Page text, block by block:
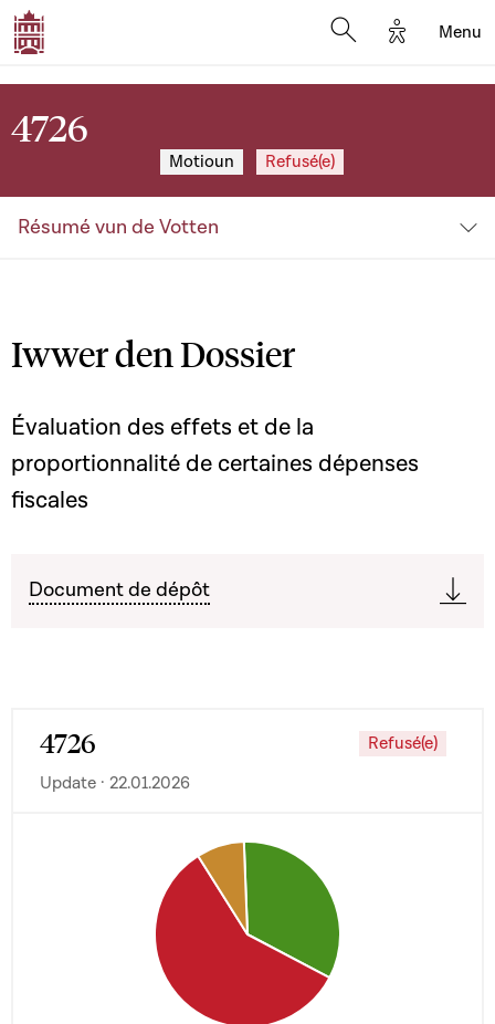
Options
Menu
4726
Motioun Refusé(e)
Résumé vun de Votten
Iwwer den Dossier
Évaluation des effets et de la
proportionnalité de certaines dépenses
fiscales
Document de dépôt
4726
Refusé(e)
Update · 22.01.2026